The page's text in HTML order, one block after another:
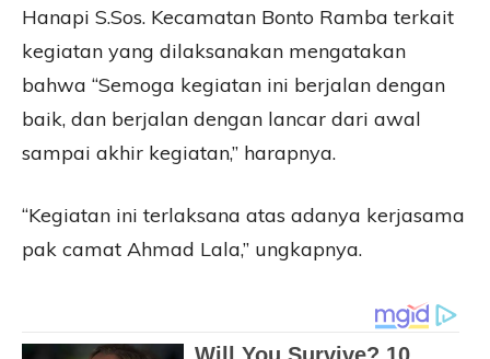
Hanapi S.Sos. Kecamatan Bonto Ramba terkait
kegiatan yang dilaksanakan mengatakan
bahwa “Semoga kegiatan ini berjalan dengan
baik, dan berjalan dengan lancar dari awal
sampai akhir kegiatan,” harapnya.
“Kegiatan ini terlaksana atas adanya kerjasama
pak camat Ahmad Lala,” ungkapnya.